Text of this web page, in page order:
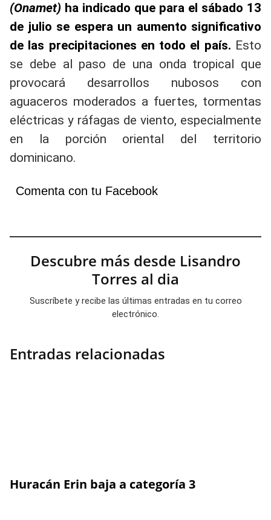
(Onamet) ha indicado que para el sábado 13
de julio se espera un aumento significativo
de las precipitaciones en todo el país. Esto
se debe al paso de una onda tropical que
provocará desarrollos nubosos con
aguaceros moderados a fuertes, tormentas
eléctricas y ráfagas de viento, especialmente
en la porción oriental del territorio
dominicano.
Comenta con tu Facebook
Descubre más desde Lisandro
Torres al dia
Suscríbete y recibe las últimas entradas en tu correo
electrónico.
Entradas relacionadas
Huracán Erin baja a categoría 3